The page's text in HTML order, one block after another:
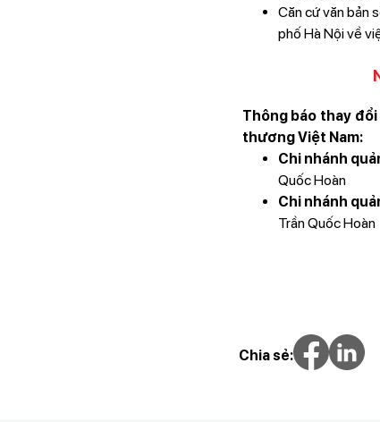
Căn cứ văn bản
phố Hà Nội về
Thông báo thay
thương Việt Nam:
Chi nhánh
Quốc Hoàn
Chi nhánh
Trần Quốc Hoàn
Chia sẻ: